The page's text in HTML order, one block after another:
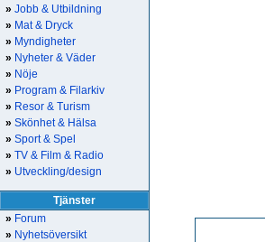
» Jobb & Utbildning
» Mat & Dryck
» Myndigheter
» Nyheter & Väder
» Nöje
» Program & Filarkiv
» Resor & Turism
» Skönhet & Hälsa
» Sport & Spel
» TV & Film & Radio
» Utveckling/design
Tjänster
» Forum
» Nyhetsöversikt